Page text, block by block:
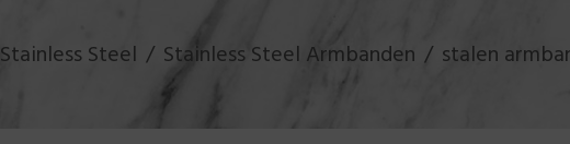
Stainless Steel Stainless Steel Armbanden stalen